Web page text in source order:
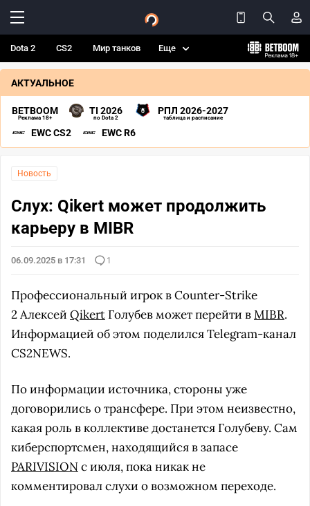
Dota 2 CS2 Мир танков Еще
АКТУАЛЬНОЕ
BETBOOM
Реклама 18+
TI 2026
по Dota 2
РПЛ 2026-2027
таблица и расписание
EWC CS2 EWC R6
Новость
Слух: Qikert может продолжить
карьеру в MIBR
06.09.2025 в 17:31 1
Профессиональный игрок в Counter-Strike
2 Алексей Qikert Голубев может перейти вMIBR.
Информацией об этом поделился Telegram-канал
CS2NEWS.
По информации источника, стороны уже
договорились о трансфере. При этом неизвестно,
какая роль в коллективе достанется Голубеву. Сам
киберспортсмен, находящийся в запасе
PARIVISIONс июля, пока никак не
комментировал слухи о возможном переходе.